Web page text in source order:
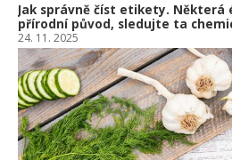
Jak správně číst etikety. Některá
přírodní původ, sledujte ta
24. 11. 2025